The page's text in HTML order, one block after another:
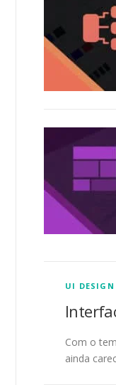
UI DESIGN
Com o
ainda